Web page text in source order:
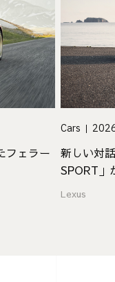
フェラー
Cars
新しい対
SPORT」
Lexus